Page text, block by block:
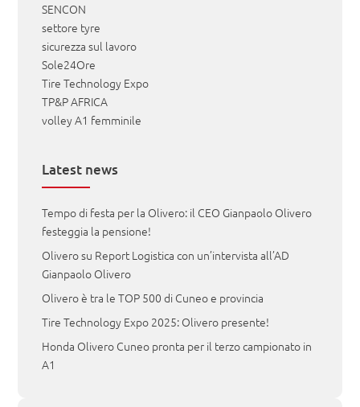
SENCON
settore tyre
sicurezza sul lavoro
Sole24Ore
Tire Technology Expo
TP&P AFRICA
volley A1 femminile
Latest news
Tempo di festa per la Olivero: il CEO Gianpaolo Olivero
festeggia la pensione!
Olivero su Report Logistica con un’intervista all’AD
Gianpaolo Olivero
Olivero è tra le TOP 500 di Cuneo e provincia
Tire Technology Expo 2025: Olivero presente!
Honda Olivero Cuneo pronta per il terzo campionato in
A1